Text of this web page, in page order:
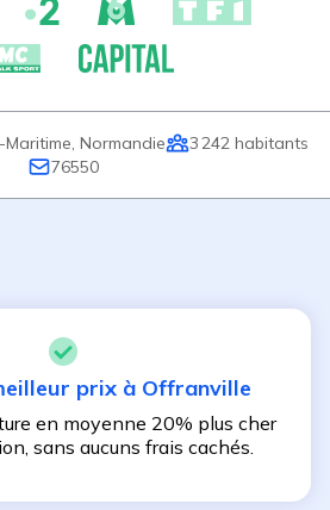
Maritime Normandie 3 242 habitants
76550
prix à Offranville
en moyenne 20% plus cher
sans aucuns frais cachés.